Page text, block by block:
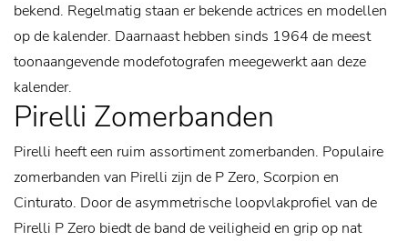
bekend. Regelmatig staan er bekende actrices en modellen
op de kalender. Daarnaast hebben sinds 1964 de meest
toonaangevende modefotografen meegewerkt aan deze
kalender.
Pirelli Zomerbanden
Pirelli heeft een ruim assortiment zomerbanden. Populaire
zomerbanden van Pirelli zijn de P Zero, Scorpion en
Cinturato. Door de asymmetrische loopvlakprofiel van de
Pirelli P Zero biedt de band de veiligheid en grip op nat